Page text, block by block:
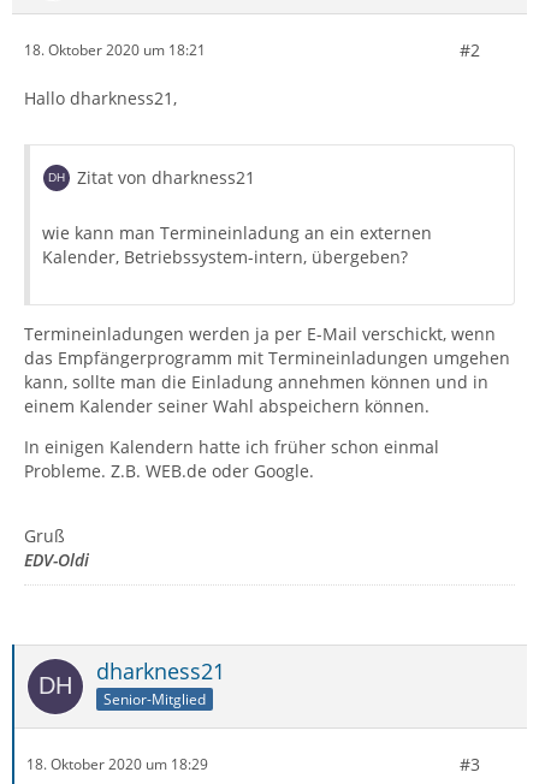
18. Oktober 2020 um 18:21 #2
Hallo dharkness21,
Zitat von dharkness21
wie kann man Termineinladung an ein externen
Kalender, Betriebssystem-intern, übergeben?
Termineinladungen werden ja per E-Mail verschickt, wenn
das Empfängerprogramm mit Termineinladungen umgehen
kann, sollte man die Einladung annehmen können und in
einem Kalender seiner Wahl abspeichern können.
In einigen Kalendern hatte ich früher schon einmal
Probleme. Z.B. WEB.de oder Google.
Gruß
EDV-Oldi
dharkness21
Senior-Mitglied
18. Oktober 2020 um 18:29 #3